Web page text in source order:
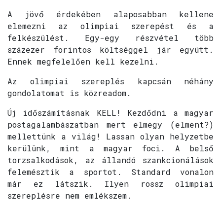
A jövő érdekében alaposabban kellene
elemezni az olimpiai szerepést és a
felkészülést. Egy-egy részvétel több
százezer forintos költséggel jár együtt.
Ennek megfelelően kell kezelni.
Az olimpiai szereplés kapcsán néhány
gondolatomat is közreadom.
Új időszámításnak KELL! Kezdődni a magyar
postagalambászatban mert elmegy (elment?)
mellettünk a világ! Lassan olyan helyzetbe
kerülünk, mint a magyar foci. A belső
torzsalkodások, az állandó szankcionálások
felemésztik a sportot. Standard vonalon
már ez látszik. Ilyen rossz olimpiai
szereplésre nem emlékszem.